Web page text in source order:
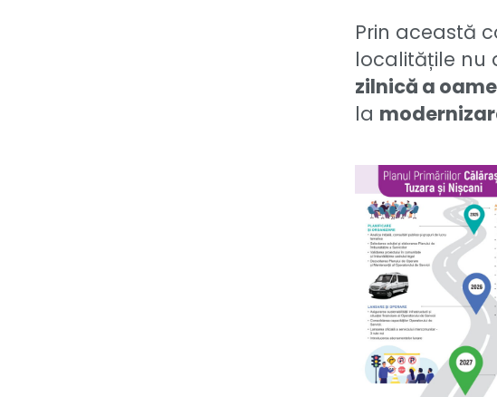
Prin această
localitățile nu
zilnică a
la